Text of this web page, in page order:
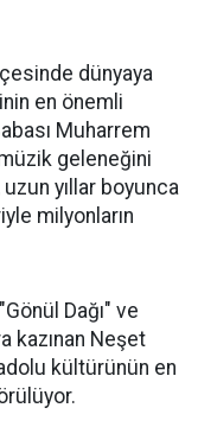
dünyaya
en önemli
Muharrem
geleneğini
yıllar boyunca
milyonların
Dağı" ve
kazınan Neşet
kültürünün en